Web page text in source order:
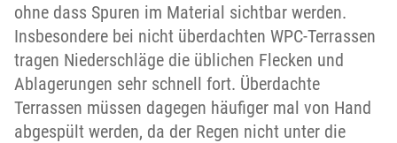
ohne dass Spuren im Material sichtbar werden.
Insbesondere bei nicht überdachten WPC-Terrassen
tragen Niederschläge die üblichen Flecken und
Ablagerungen sehr schnell fort. Überdachte
Terrassen müssen dagegen häufiger mal von Hand
abgespült werden, da der Regen nicht unter die